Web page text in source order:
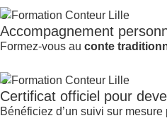
5
Accompagnement
Formez-vous au conte
6
Certificat officiel pour
Bénéficiez d’un suivi sur mesure